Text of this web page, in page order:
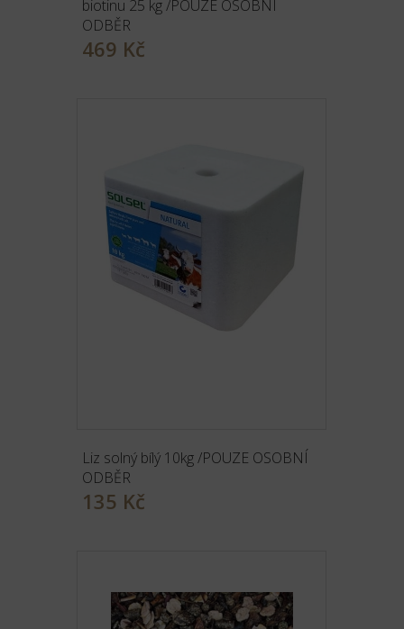
biotinu 25 kg /POUZE OSOBNÍ
ODBĚR
469 Kč
Liz solný bílý 10kg /POUZE OSOBNÍ
ODBĚR
135 Kč